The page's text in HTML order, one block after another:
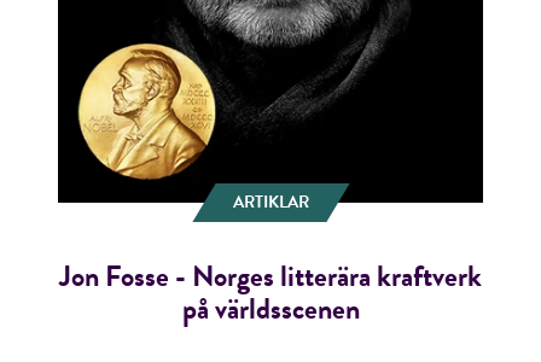
ARTIKLAR
Jon Fosse - Norges litterära kraftverk
på världsscenen